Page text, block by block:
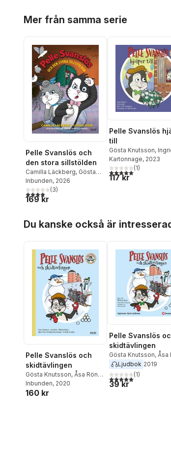
Mer från samma serie
Pelle Svanslös och
den stora sillstölden
Camilla Läckberg, Gösta
Knutsson
Inbunden, 2026
4,0utav 5 stjärnor. Totalt antal röster:
(3)
169 kr
Pelle Svanslös
till
Gösta Knutsson,
Flygare
Kartonnage, 2023
5,0utav 5 stjärnor.
(1)
117 kr
Du kanske också är
Pelle Svanslös och
skidtävlingen
Gösta Knutsson, Åsa Rönn ,
Michael Rönn
Inbunden, 2020
160 kr
Pelle Svanslös
skidtävlingen
Gösta Knutsson, Åsa
Michael Rönn
Ljudbok 2019
5,0utav 5 stjärnor.
(1)
39 kr